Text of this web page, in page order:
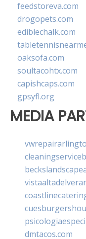
feedstoreva.com
drogopets.com
ediblechalk.com
oaksofa.com
soultacohtx.com
capishcaps.com
gpsyfl.org
MEDIA
dmtacos.com